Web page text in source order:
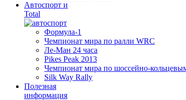
Автоспорт и
Total
Формула-1
Чемпионат мира по ралли WRC
Ле-Ман 24 часа
Pikes Peak 2013
Чемпионат мира по шоссейно-
Silk Way Rally
Полезная
информация